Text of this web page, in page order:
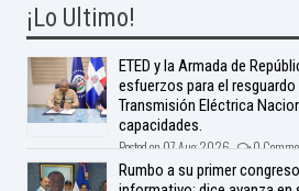
¡Lo Ultimo!
ETED y la Armada de
esfuerzos para el
Transmisión Eléctrica
capacidades.
Posted on 07 Aug 2026 - 0
Rumbo a su primer